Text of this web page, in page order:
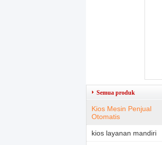
Semua produk
Kios Mesin Penjual
Otomatis
kios layanan mandiri